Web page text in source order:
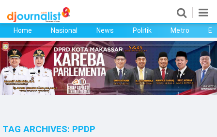
Home
Nasional
News
Metro
Home Nasional News Politik Metro
TAG ARCHIVES: PPDP